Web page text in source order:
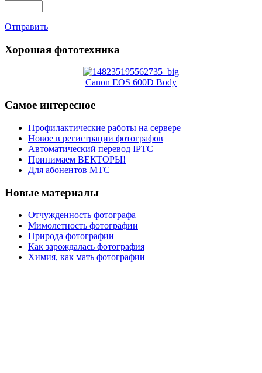
Отправить
Хорошая фототехника
Canon EOS 600D Body
Самое интересное
Профилактические работы на сервере
Новое в регистрации фотографов
Автоматический перевод IPTC
Принимаем ВЕКТОРЫ!
Для абонентов МТС
Новые материалы
Отчужденность фотографа
Мимолетность фотографии
Природа фотографии
Как зарождалась фотография
Химия, как мать фотографии